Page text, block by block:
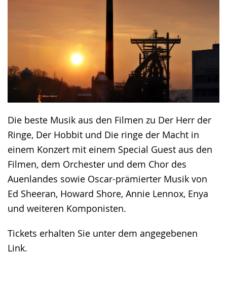
Die beste Musik aus den Filmen zu Der Herr der
Ringe, Der Hobbit und Die ringe der Macht in
einem Konzert mit einem Special Guest aus den
Filmen, dem Orchester und dem Chor des
Auenlandes sowie Oscar-prämierter Musik von
Ed Sheeran, Howard Shore, Annie Lennox, Enya
und weiteren Komponisten.
Tickets erhalten Sie unter dem angegebenen
Link.